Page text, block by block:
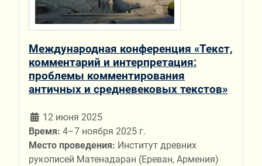
Международная конференция «Текст,
комментарий и интерпретация:
проблемы комментирования
античных и средневековых текстов»
12 июня 2025
Время: 4–7 ноября 2025 г.
Место проведения: Институт древних
рукописей Матенадаран (Ереван, Армения)